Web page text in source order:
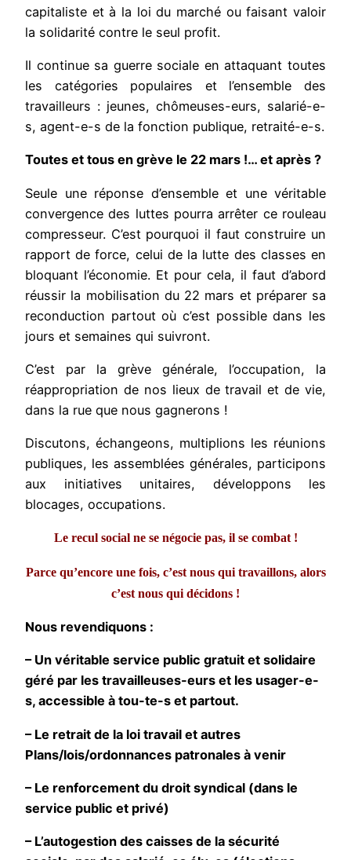
capitaliste et à la loi du marché ou faisant valoir
la solidarité contre le seul profit.
Il continue sa guerre sociale en attaquant toutes
les catégories populaires et l’ensemble des
travailleurs : jeunes, chômeuses-eurs, salarié-e-
s, agent-e-s de la fonction publique, retraité-e-s.
Toutes et tous en grève le 22 mars !… et après ?
Seule une réponse d’ensemble et une véritable
convergence des luttes pourra arrêter ce rouleau
compresseur. C’est pourquoi il faut construire un
rapport de force, celui de la lutte des classes en
bloquant l’économie. Et pour cela, il faut d’abord
réussir la mobilisation du 22 mars et préparer sa
reconduction partout où c’est possible dans les
jours et semaines qui suivront.
C’est par la grève générale, l’occupation, la
réappropriation de nos lieux de travail et de vie,
dans la rue que nous gagnerons !
Discutons, échangeons, multiplions les réunions
publiques, les assemblées générales, participons
aux initiatives unitaires, développons les
blocages, occupations.
Le recul social ne se négocie pas, il se combat !
Parce qu’encore une fois, c’est nous qui travaillons, alors
c’est nous qui décidons !
Nous revendiquons :
– Un véritable service public gratuit et solidaire
géré par les travailleuses-eurs et les usager-e-
s, accessible à tou-te-s et partout.
– Le retrait de la loi travail et autres
Plans/lois/ordonnances patronales à venir
– Le renforcement du droit syndical (dans le
service public et privé)
– L’autogestion des caisses de la sécurité